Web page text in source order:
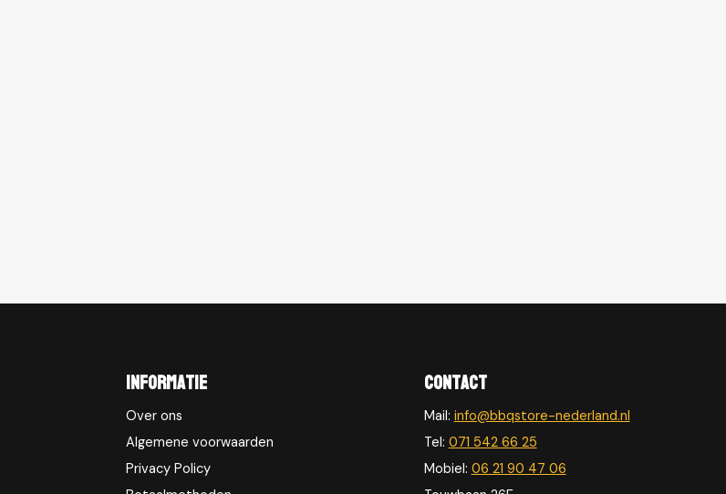
Informatie
Over ons
Algemene voorwaarden
Privacy Policy
Contact
Mail: info@bbqstore-nederland.nl
Tel: 071 542 66 25
Mobiel: 06 21 90 47 06